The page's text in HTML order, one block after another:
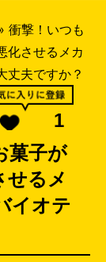
衝撃！いつも
化させるメカ
丈夫ですか？
1
菓子が
せるメ
イオテ